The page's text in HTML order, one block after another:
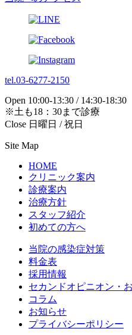
tel.03-6277-2150
Open 10:00-13:30 / 14:30-18:30
※土も18：30まで診療
Close 日曜日 / 祝日
Site Map
HOME
クリニック案内
診療案内
治療方針
スタッフ紹介
初めての方へ
当院の感染症対策
料金表
採用情報
セカンドオピニオン・
コラム
お知らせ
プライバシーポリシー